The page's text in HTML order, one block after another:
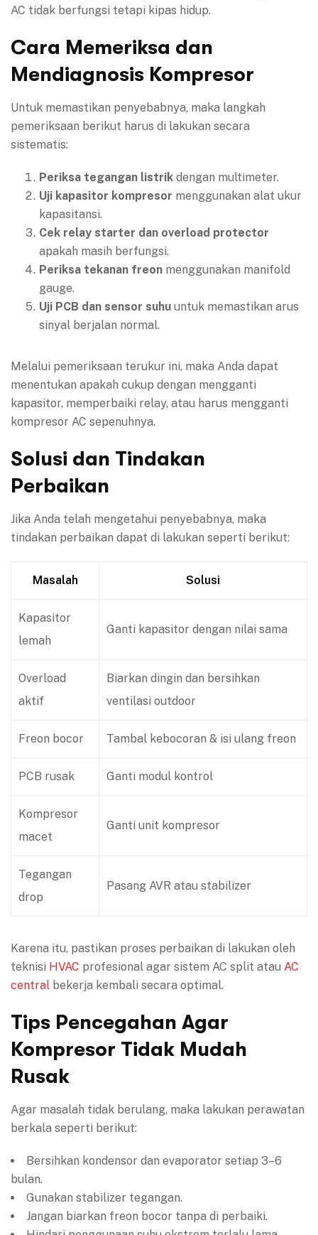
AC tidak berfungsi tetapi kipas hidup.
Cara Memeriksa dan
Mendiagnosis Kompresor
Untuk memastikan penyebabnya, maka langkah
pemeriksaan berikut harus di lakukan secara
sistematis:
Periksa tegangan listrik dengan multimeter.
Uji kapasitor kompresor menggunakan alat ukur
kapasitansi.
Cek relay starter dan overload protector
apakah masih berfungsi.
Periksa tekanan freon menggunakan manifold
gauge.
Uji PCB dan sensor suhu untuk memastikan arus
sinyal berjalan normal.
Melalui pemeriksaan terukur ini, maka Anda dapat
menentukan apakah cukup dengan mengganti
kapasitor, memperbaiki relay, atau harus mengganti
kompresor AC sepenuhnya.
Solusi dan Tindakan
Perbaikan
Jika Anda telah mengetahui penyebabnya, maka
tindakan perbaikan dapat di lakukan seperti berikut:
Masalah Solusi
Kapasitor
lemah
Ganti kapasitor dengan nilai sama
Overload
aktif
Biarkan dingin dan bersihkan
ventilasi outdoor
Freon bocor Tambal kebocoran & isi ulang freon
PCB rusak Ganti modul kontrol
Kompresor
macet
Ganti unit kompresor
Tegangan
drop
Pasang AVR atau stabilizer
Karena itu, pastikan proses perbaikan di lakukan oleh
teknisi HVAC profesional agar sistem AC split atau AC
central bekerja kembali secara optimal.
Tips Pencegahan Agar
Kompresor Tidak Mudah
Rusak
Agar masalah tidak berulang, maka lakukan perawatan
berkala seperti berikut:
Bersihkan kondensor dan evaporator setiap 3–6
bulan.
Gunakan stabilizer tegangan.
Jangan biarkan freon bocor tanpa di perbaiki.